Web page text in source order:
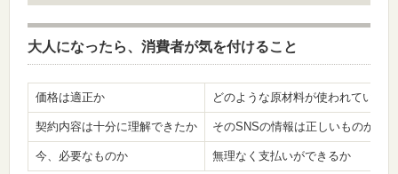
大人になったら、消費者が気を付けること
価格は適正か どのような原材料が使われているか
契約内容は十分に理解できたか そのSNSの情報は正しいものか
今、必要なものか 無理なく支払いができるか